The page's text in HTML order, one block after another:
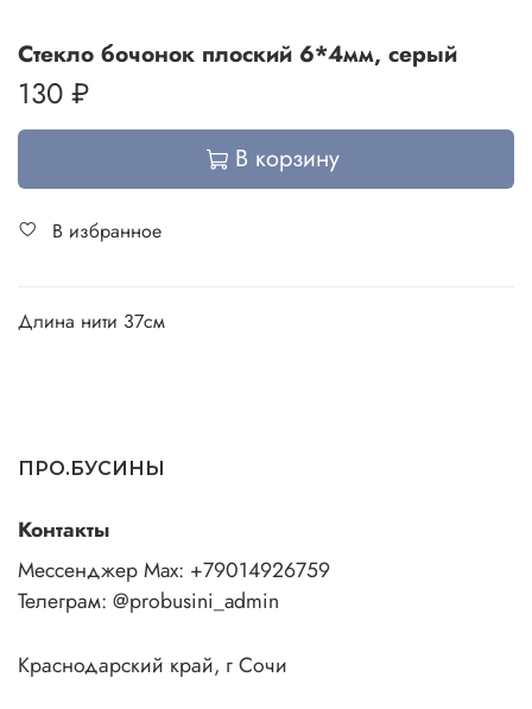
Стекло бочонок плоский 6*4мм, серый
130 ₽
В корзину
В избранное
Длина нити 37см
ПРО.БУСИНЫ
Контакты
Мессенджер Max: +79014926759
Телеграм: @probusini_admin
Краснодарский край, г Сочи